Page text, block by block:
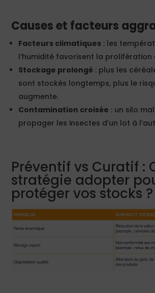
Causes et facteurs
Facteurs climatiques : les
l’humidité favorisent la prolifération
Stockage prolongé : plus les
sont stockés longtemps, plus le
augmente.
Contamination croisée : un silo
propager les insectes d’un lot à
Préventif vs Curatif :
stratégie adopter
protéger vos stocks ?